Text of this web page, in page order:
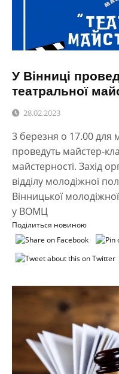
У Вінниці
театральної
28.02.2023
3 березня о 17.00 для
проведуть майстер-
майстерності. Захід
відділу молодіжної
Вінницької
у ВОМЦ
Поділиться новиною